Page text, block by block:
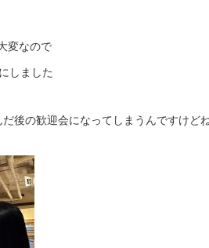
変なので
しました
後の歓迎会になってしまうんですけど